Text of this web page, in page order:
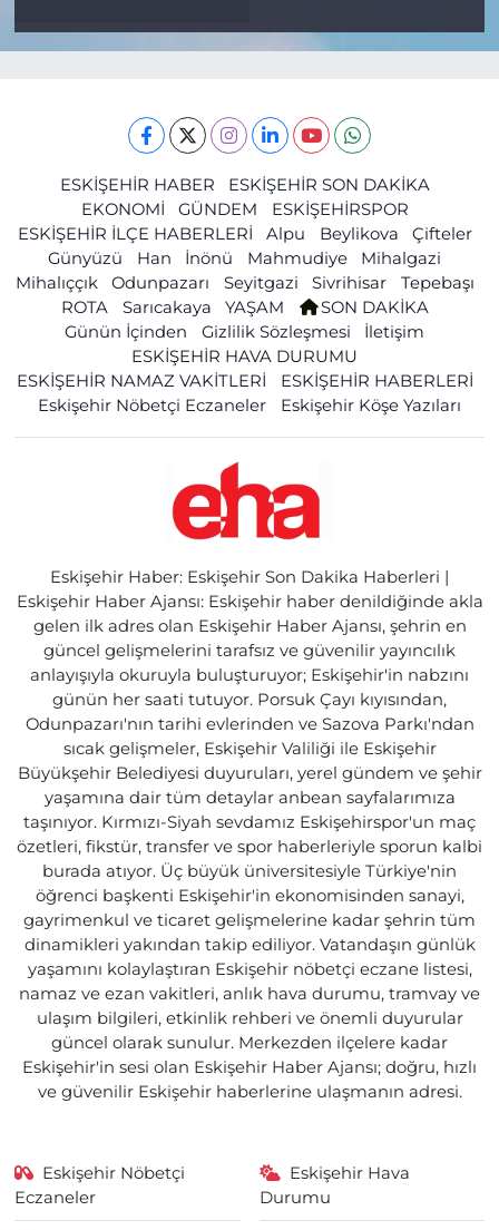
ESKİŞEHİR HABER
ESKİŞEHİR SON DAKİKA
EKONOMİ
GÜNDEM
ESKİŞEHİRSPOR
ESKİŞEHİR İLÇE HABERLERİ
Alpu Beylikova
Çifteler
Günyüzü
Han İnönü Mahmudiye
Mihalgazi
Mihalıççık
Odunpazarı Seyitgazi Sivrihisar
Tepebaşı
ROTA
Sarıcakaya YAŞAM
SON DAKİKA
Günün İçinden
Gizlilik Sözleşmesi
İletişim
ESKİŞEHİR HAVA DURUMU
ESKİŞEHİR NAMAZ VAKİTLERİ
ESKİŞEHİR HABERLERİ
Eskişehir Nöbetçi Eczaneler
Eskişehir Köşe Yazıları
Eskişehir Haber: Eskişehir Son Dakika Haberleri |
Eskişehir Haber Ajansı: Eskişehir haber denildiğinde akla
gelen ilk adres olan Eskişehir Haber Ajansı, şehrin en
güncel gelişmelerini tarafsız ve güvenilir yayıncılık
anlayışıyla okuruyla buluşturuyor; Eskişehir'in nabzını
günün her saati tutuyor. Porsuk Çayı kıyısından,
Odunpazarı'nın tarihi evlerinden ve Sazova Parkı'ndan
sıcak gelişmeler, Eskişehir Valiliği ile Eskişehir
Büyükşehir Belediyesi duyuruları, yerel gündem ve şehir
yaşamına dair tüm detaylar anbean sayfalarımıza
taşınıyor. Kırmızı-Siyah sevdamız Eskişehirspor'un maç
özetleri, fikstür, transfer ve spor haberleriyle sporun kalbi
burada atıyor. Üç büyük üniversitesiyle Türkiye'nin
öğrenci başkenti Eskişehir'in ekonomisinden sanayi,
gayrimenkul ve ticaret gelişmelerine kadar şehrin tüm
dinamikleri yakından takip ediliyor. Vatandaşın günlük
yaşamını kolaylaştıran Eskişehir nöbetçi eczane listesi,
namaz ve ezan vakitleri, anlık hava durumu, tramvay ve
ulaşım bilgileri, etkinlik rehberi ve önemli duyurular
güncel olarak sunulur. Merkezden ilçelere kadar
Eskişehir'in sesi olan Eskişehir Haber Ajansı; doğru, hızlı
ve güvenilir Eskişehir haberlerine ulaşmanın adresi.
Eskişehir Nöbetçi
Eczaneler
Eskişehir Hava
Durumu